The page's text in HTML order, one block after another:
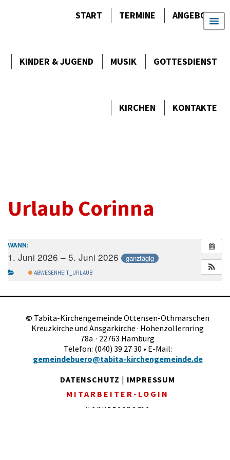
START TERMINE ANGEBOTE
KINDER & JUGEND MUSIK GOTTES­DIENST
KIRCHEN KONTAKTE
Urlaub Corinna
WANN:
1. Juni 2026 – 5. Juni 2026 ganztägig
ABWESENHEIT_URLAUB
© Tabita-Kirchengemeinde Ottensen-Othmarschen
Kreuzkirche und Ansgarkirche · Hohenzollernring
78a · 22763 Hamburg
Telefon: (040) 39 27 30 • E-Mail:
gemeindebuero@tabita-kirchengemeinde.de
DATENSCHUTZ | IMPRESSUM
MITARBEITER-LOGIN